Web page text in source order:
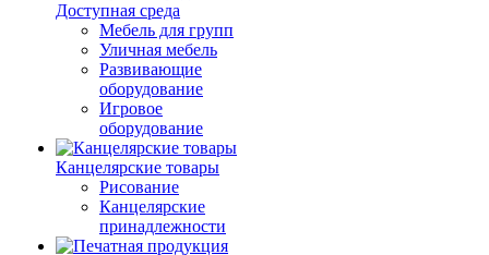
Доступная среда
Мебель для групп
Уличная мебель
Развивающие
оборудование
Игровое
оборудование
Канцелярские товары
Рисование
Канцелярские
принадлежности